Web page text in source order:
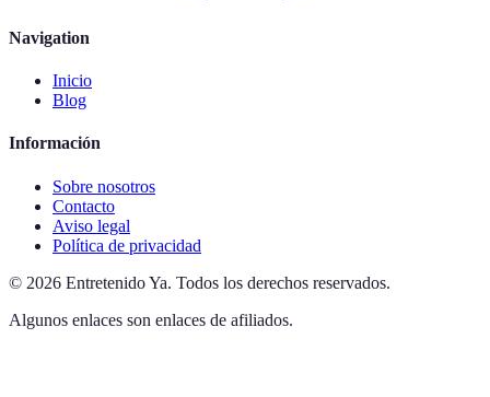
Navigation
Inicio
Blog
Información
Sobre nosotros
Contacto
Aviso legal
Política de privacidad
© 2026 Entretenido Ya. Todos los derechos reservados.
Algunos enlaces son enlaces de afiliados.